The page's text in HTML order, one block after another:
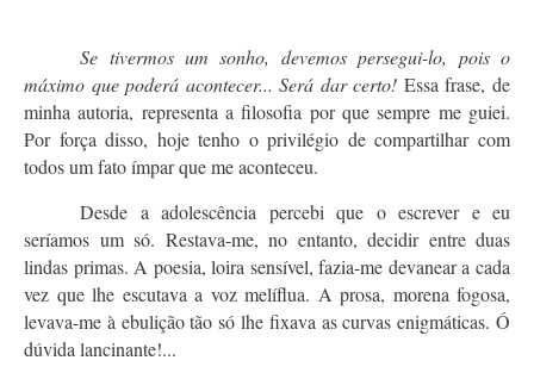
Se tivermos um sonho, devemos persegui-lo, pois o
máximo que poderá acontecer... Será dar certo! Essa frase, de
minha autoria, representa a filosofia por que sempre me guiei.
Por força disso, hoje tenho o privilégio de compartilhar com
todos umfato ímpar que me aconteceu.
Desde a adolescência percebi que o escrever e eu
seríamos um só. Restava-me, no entanto, decidir entre duas
lindas primas. A poesia, loira sensível, fazia-me devanear a cada
vez que lhe escutava a voz melíflua. A prosa, morena fogosa,
levava-me à ebulição tão só lhe fixava as curvas enigmáticas. Ó
dúvida lancinante!...